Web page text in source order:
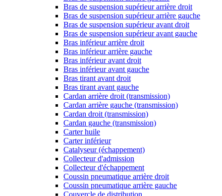
Bras de suspension supérieur arrière droit
Bras de suspension supérieur arrière gauche
Bras de suspension supérieur avant droit
Bras de suspension supérieur avant gauche
Bras inférieur arrière droit
Bras inférieur arrière gauche
Bras inférieur avant droit
Bras inférieur avant gauche
Bras tirant avant droit
Bras tirant avant gauche
Cardan arrière droit (transmission)
Cardan arrière gauche (transmission)
Cardan droit (transmission)
Cardan gauche (transmission)
Carter huile
Carter inférieur
Catalyseur (échappement)
Collecteur d'admission
Collecteur d'échappement
Coussin pneumatique arrière droit
Coussin pneumatique arrière gauche
Couvercle de distribution